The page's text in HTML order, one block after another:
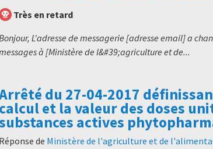
Très en retard
L'adresse de messagerie [adresse email] a
à [Ministère de l&#39;agriculture et de...
du 27-04-2017
calcul et la valeur des doses
actives
Réponse de Ministère de l'agriculture et de